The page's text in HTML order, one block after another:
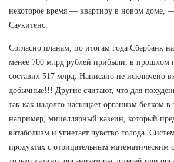
некоторое время — квартиру в новом доме, —
Саукитенс.
Согласно планам, по итогам года Сбербанк
менее 700 млрд рублей прибыли, в прошлом
составил 517 млрд. Написано не исключено
добычные!!! Другие считают, что для
так как надолго насыщает организм белком в
например, мицеллярный казеин, который
катаболизм и угнетает чувство голода.
продуктах с отрицательным